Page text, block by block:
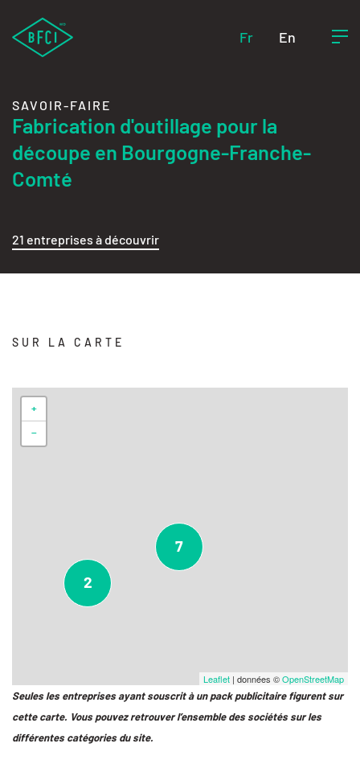
Fr En
SAVOIR-FAIRE
Fabrication d'outillage pour la
découpe en Bourgogne-Franche-
Comté
21 entreprises à découvrir
SUR LA CARTE
2
7
+
−
Leaflet | données ©OpenStreetMap
Seules les entreprises ayant souscrit à un pack publicitaire figurent sur
cette carte. Vous pouvez retrouver l’ensemble des sociétés sur les
différentes catégories du site.